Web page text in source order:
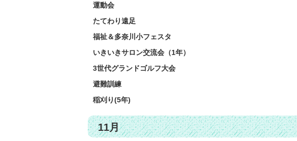
運動会
たてわり遠足
福祉＆多奈川小フェスタ
いきいきサロン交流会（1年）
3世代グランドゴルフ大会
避難訓練
稲刈り(5年)
11月